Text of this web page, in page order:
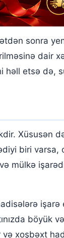
sonra
dair
həll etsə də,
Xüsusən
biri
mülkə
xoşbəxt